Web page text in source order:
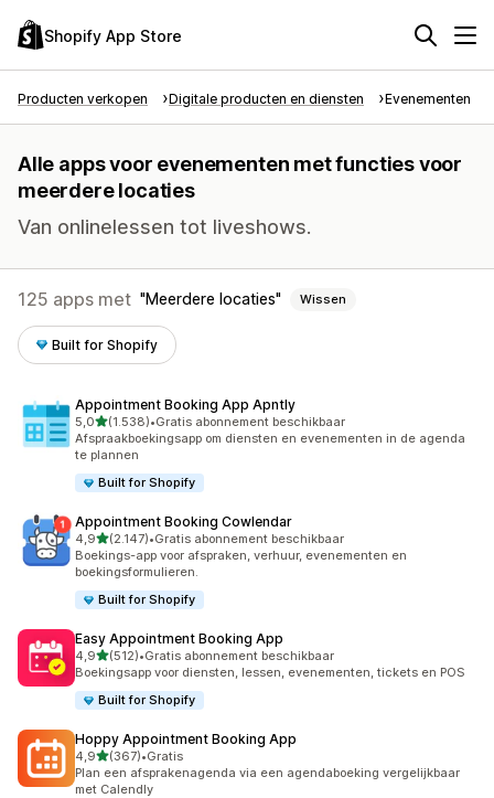
Shopify App Store
Producten verkopen Digitale producten en diensten Evenementen
Alle apps voor evenementen met functies voor
meerdere locaties
Van onlinelessen tot liveshows.
125 apps met Meerdere locaties Wissen
Built for Shopify
Appointment Booking App Apntly
5,0van 5 sterren
(1.538)
1538 recensies in totaal
•Gratis abonnement beschikbaar
Afspraakboekingsapp om diensten en evenementen in de agenda
te plannen
Built for Shopify
Appointment Booking Cowlendar
4,9van 5 sterren
(2.147)
2147 recensies in totaal
•Gratis abonnement beschikbaar
Boekings-app voor afspraken, verhuur, evenementen en
boekingsformulieren.
Built for Shopify
Easy Appointment Booking App
4,9van 5 sterren
(512)
512 recensies in totaal
•Gratis abonnement beschikbaar
Boekingsapp voor diensten, lessen, evenementen, tickets en POS
Built for Shopify
Hoppy Appointment Booking App
4,9van 5 sterren
(367)
367 recensies in totaal
•Gratis
Plan een afsprakenagenda via een agendaboeking vergelijkbaar
met Calendly